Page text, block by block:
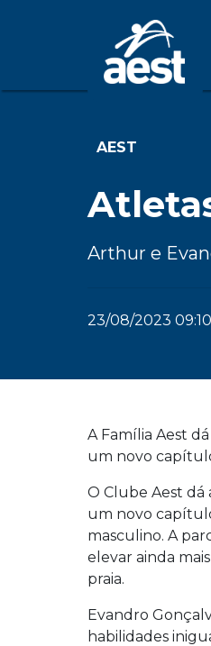
AEST
Arthur e
23/08/2023 09:10
A Família Aest
um novo
O Clube Aest dá
um novo
masculino. A
elevar ainda
praia.
Evandro
habilidades